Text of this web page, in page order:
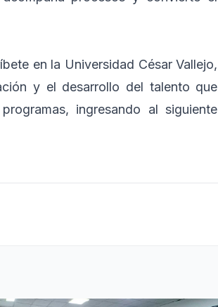
en la Universidad César Vallejo,
y el desarrollo del talento que
ingresando al siguiente